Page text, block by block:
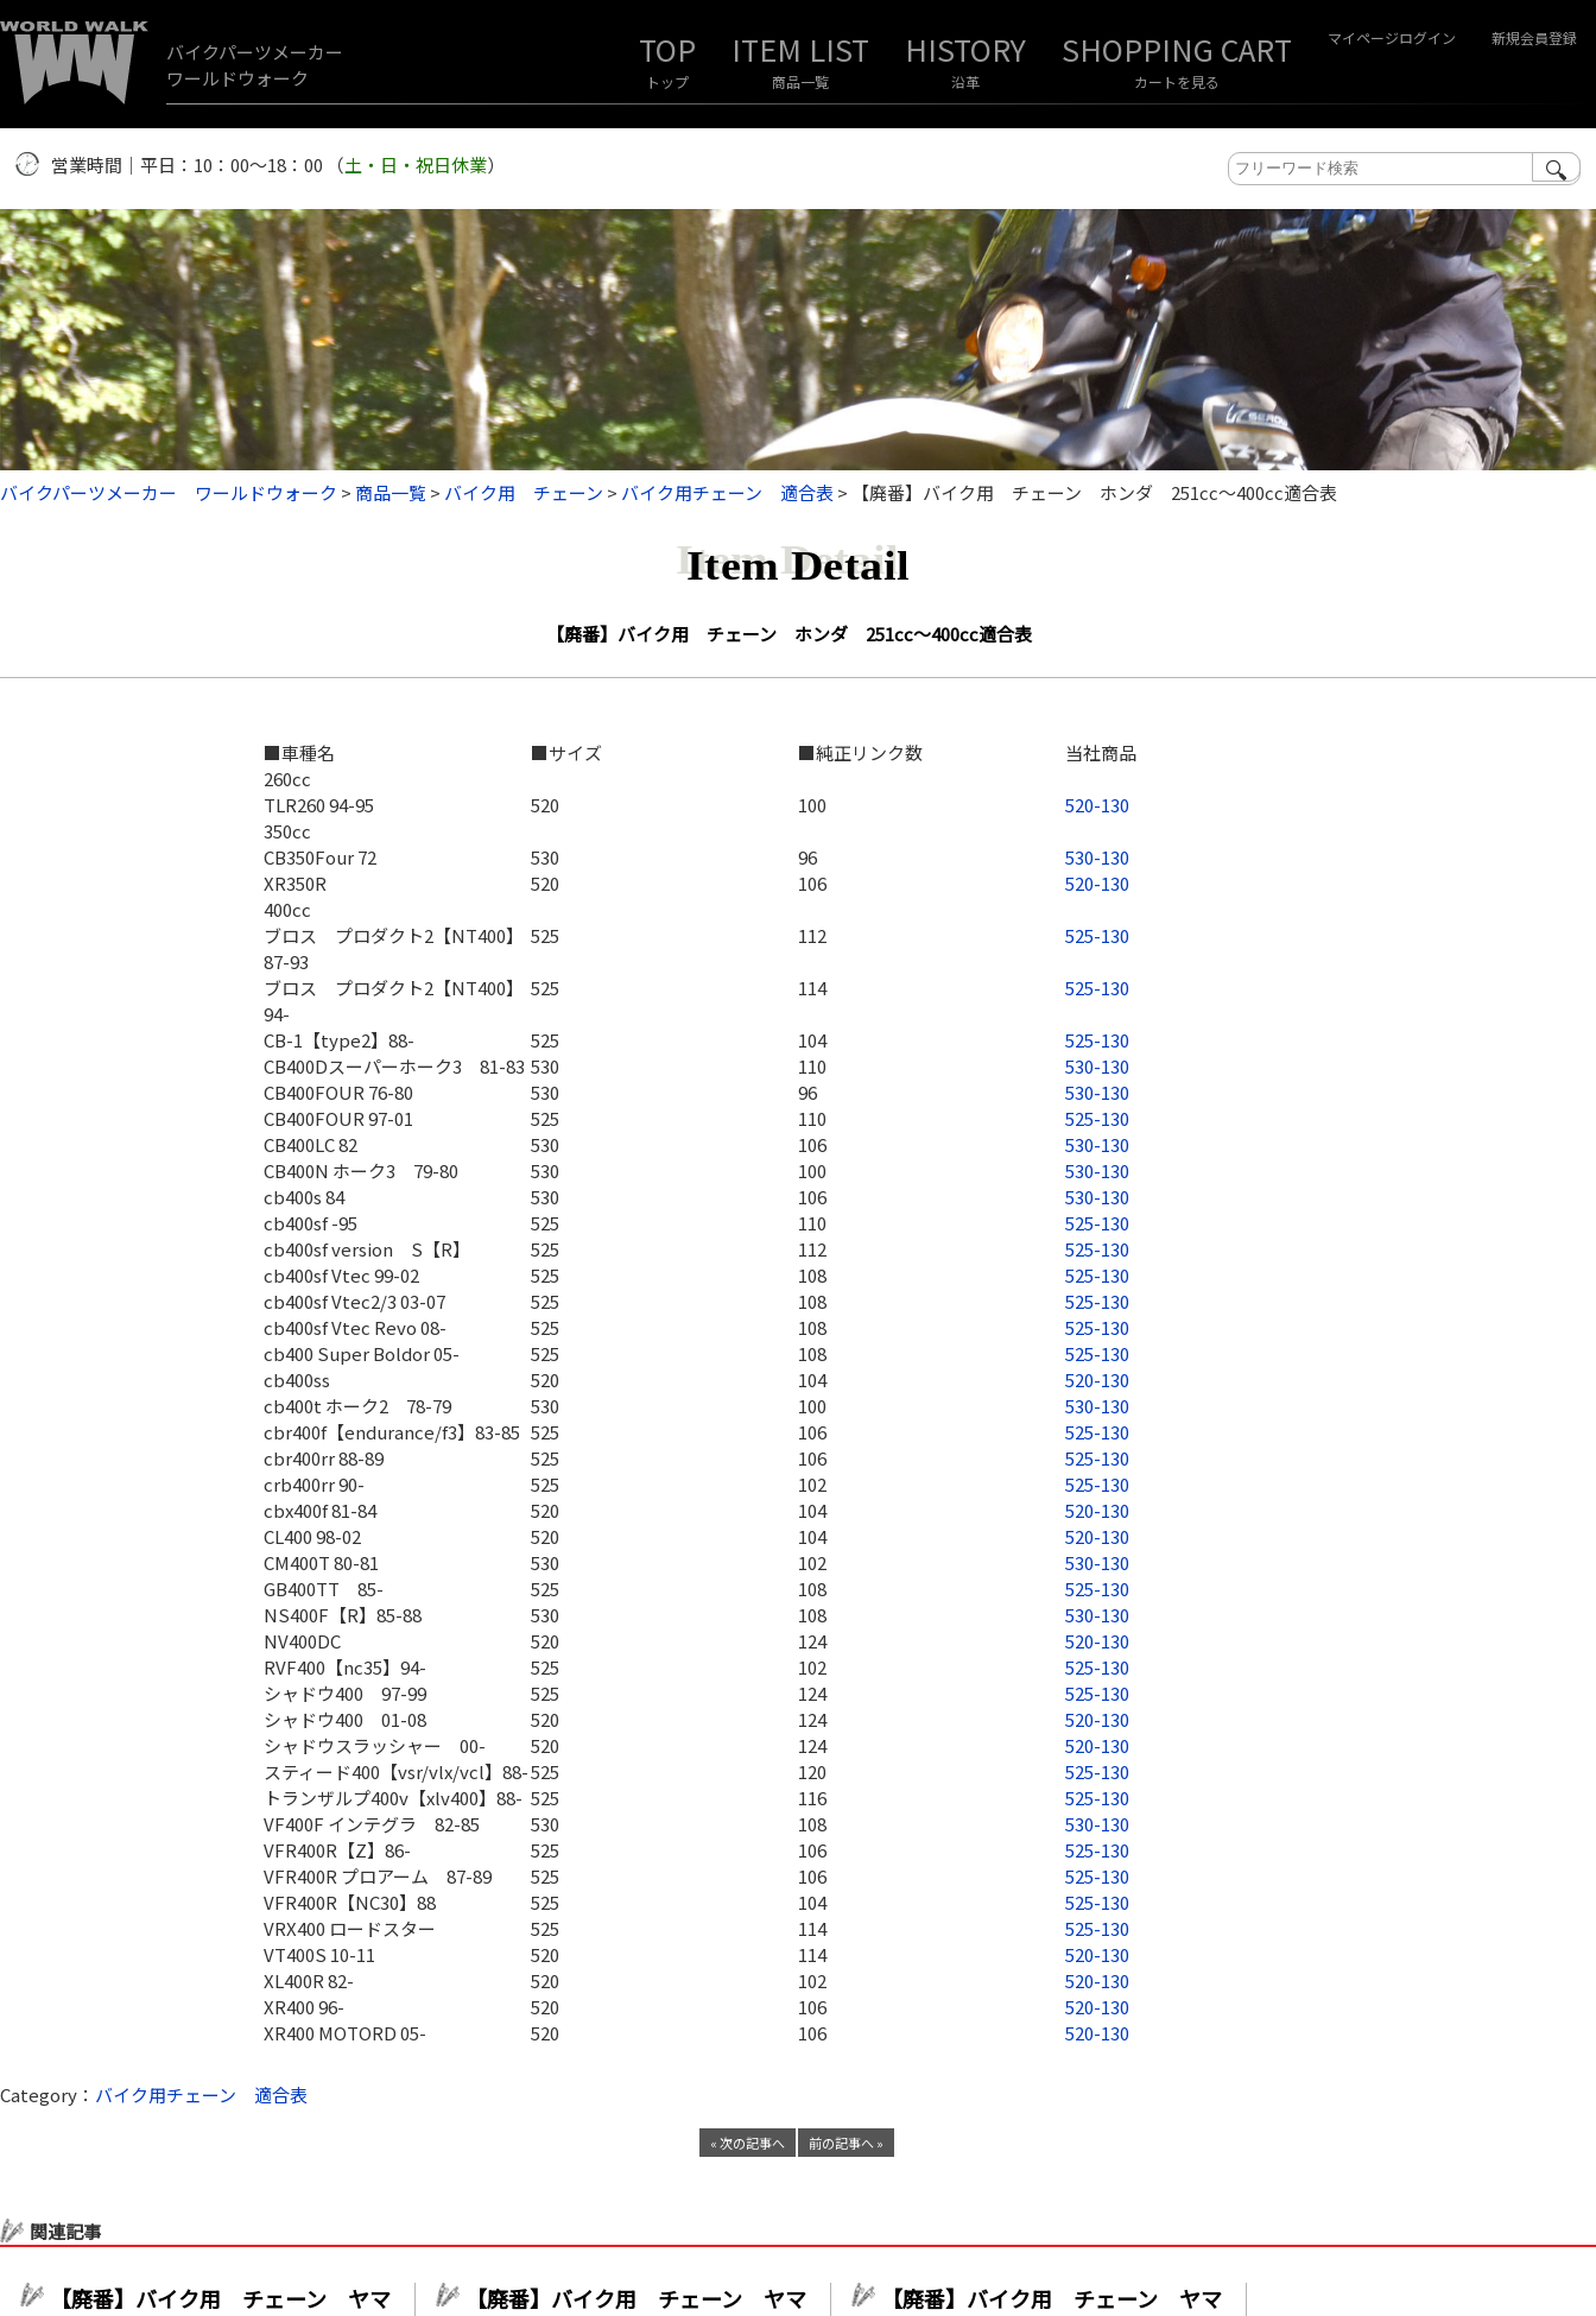
バイクパーツメーカー
ワールドウォーク
トップ 商品一覧 沿革 カートを見る
マイページログイン 新規会員登録
営業時間｜平日：10：00～18：00 （土・日・祝日休業）
バイクパーツメーカー ワールドウォーク > 商品一覧 > バイク用 チェーン > バイク用チェーン 適合表 > 【廃番】バイク用 チェーン ホンダ 251cc～400cc適合表
Item Detail
【廃番】バイク用 チェーン ホンダ 251cc～400cc適合表
■車種名 ■サイズ ■純正リンク数
当社商品
260cc
TLR260 94-95
520 100
520-130
350cc
CB350Four 72
530 96
530-130
XR350R
520 106
520-130
400cc
ブロス プロダクト2【NT400】
87-93
525 112 525-130
ブロス プロダクト2【NT400】
94-
525 114 525-130
CB-1【type2】88- 525 104
525-130
CB400Dスーパーホーク3 81-83 530 110
530-130
CB400FOUR 76-80
530 96
530-130
CB400FOUR 97-01
525 110
525-130
CB400LC 82
530 106
530-130
CB400N ホーク3 79-80
530 100
530-130
cb400s 84
530 106
530-130
cb400sf -95
525 110
525-130
cb400sf version S【R】
525 112
525-130
cb400sf Vtec 99-02
525 108
525-130
cb400sf Vtec2/3 03-07
525 108
525-130
cb400sf Vtec Revo 08-
525 108
525-130
cb400 Super Boldor 05-
525 108
525-130
cb400ss
520 104
520-130
cb400t ホーク2 78-79
530 100
530-130
cbr400f【endurance/f3】83-85 525 106
525-130
cbr400rr 88-89
525 106
525-130
crb400rr 90-
525 102
525-130
cbx400f 81-84
520 104
520-130
CL400 98-02
520 104
520-130
CM400T 80-81
530 102
530-130
GB400TT 85-
525 108
525-130
NS400F【R】85-88
530 108
530-130
NV400DC
520 124
520-130
RVF400【nc35】94-
525 102
525-130
シャドウ400 97-99
525 124
525-130
シャドウ400 01-08
520 124
520-130
シャドウスラッシャー 00-
520 124
520-130
スティード400【vsr/vlx/vcl】88-525 120
525-130
トランザルプ400v【xlv400】88- 525 116
525-130
VF400F インテグラ 82-85
530 108
530-130
VFR400R【Z】86-
525 106
525-130
VFR400R プロアーム 87-89
525 106
525-130
VFR400R【NC30】88
525 104
525-130
VRX400 ロードスター
525 114
525-130
VT400S 10-11
520 114
520-130
XL400R 82-
520 102
520-130
XR400 96-
520 106
520-130
XR400 MOTORD 05-
520 106 520-130
Category： バイク用チェーン 適合表
« 次の記事へ 前の記事へ »
関連記事
【廃番】バイク用 チェーン ヤマ
【廃番】バイク用 チェーン ヤマ
【廃番】バイク用 チェーン ヤマ